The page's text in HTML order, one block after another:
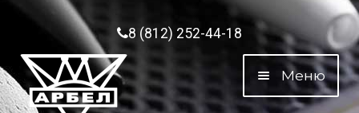
Перейти к навигации
Перейти к содержимому8 (812) 252-44-18
Меню